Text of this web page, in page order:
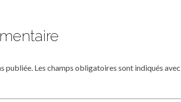
publiée. Les champs obligatoires sont indiqués avec